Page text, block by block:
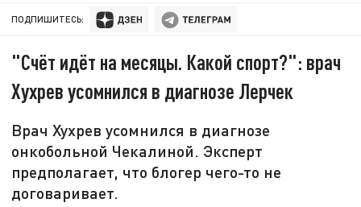
ПОДПИШИТЕСЬ:
"Счёт идёт на месяцы. Какой спорт?": врач
Хухрев усомнился в диагнозе Лерчек
Врач Хухрев усомнился в диагнозе
онкобольной Чекалиной. Эксперт
предполагает, что блогер чего-то не
договаривает.